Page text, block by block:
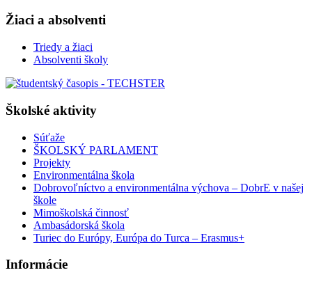
Žiaci a absolventi
Triedy a žiaci
Absolventi školy
Školské aktivity
Súťaže
ŠKOLSKÝ PARLAMENT
Projekty
Environmentálna škola
Dobrovoľníctvo a environmentálna výchova – DobrE v našej
škole
Mimoškolská činnosť
Ambasádorská škola
Turiec do Európy, Európa do Turca – Erasmus+
Informácie